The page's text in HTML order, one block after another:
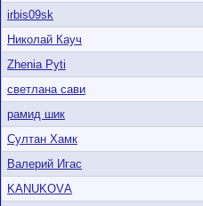
irbis09sk
Николай Кауч
Zhenia Pyti
светлана сави
рамид шик
Султан Хамк
Валерий Игас
KАNUKOVА